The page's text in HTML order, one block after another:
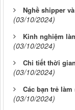
Nghề shipper
(03/10/2024)
Kinh nghiệm
(03/10/2024)
Chi tiết thời
(03/10/2024)
Các bạn trẻ
(03/10/2024)